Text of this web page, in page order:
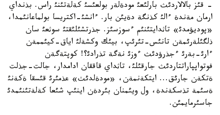
- قئز بالالاردئث بارلئعئ مودةلةر بولعئسئ كةلةتئنئ راس. بذنداي
ارمان مةندة ءالئ كذنگة دةيئن بار. ءانشئ-اكتريسا بولماعانئمدا،
«پوديؤمدئ» تاثدايتئنئم ءسوزسئز. جذرتشئلئقتئ سوثعئ سان
ذلگئلةرئمةن تانئس-تئرئپ، بيئك وكشةلئ اياق-كيئممةن
ءارئ-بةرئ ءجذرؤدئث ءوزئ نةگة تذرادئ؟! كوپتةگةن
فوتواپپاراتتاردئث جارقئلئ، تاثداي قاققان ادامدار، جالت-جذلت
ةتكةن جارئق... ايتكةنمةن، «مودةلدئث» عذمئرئ قئسقا ةكةنئ
ةسئمة تذسكةندة، ول ويئمنان بئردةن اينئپ شئعا كةلةتئنئمدئ
جاسئرمايمئن.